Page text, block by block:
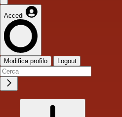
Accedi
Modifica profilo Logout